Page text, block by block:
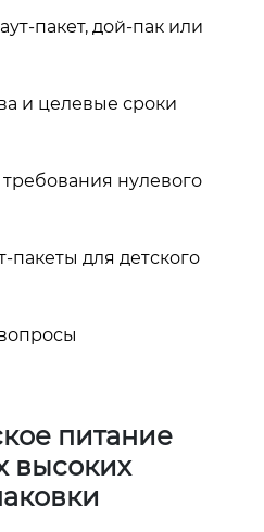
пакет, дой-пак или
и целевые сроки
требования нулевого
пакеты для детского
питание
высоких